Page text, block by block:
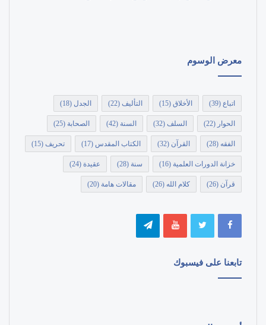
معرض الوسوم
اتباع (39) الأخلاق (15) التأليف (22) الجدل (18)
الحوار (22) السلف (32) السنة (42) الصحابة (25)
الفقه (28) القرآن (32) الكتاب المقدس (17) تحريف (15)
خزانة الدورات العلمية (16) سنة (28) عقيدة (24)
قرآن (26) كلام الله (26) مقالات هامة (20)
تابعنا على فيسبوك